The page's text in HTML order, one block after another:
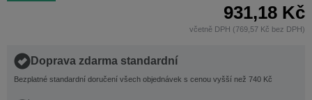
931,18 Kč
včetně DPH (769,57 Kč bez DPH)
Doprava zdarma standardní
Bezplatné standardní doručení všech objednávek s cenou vyšší než 740 Kč